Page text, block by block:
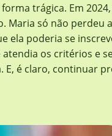
trágica. Em 2024,
Maria só não perdeu a
ela poderia se
atendia os critérios e
E, é claro, continuar